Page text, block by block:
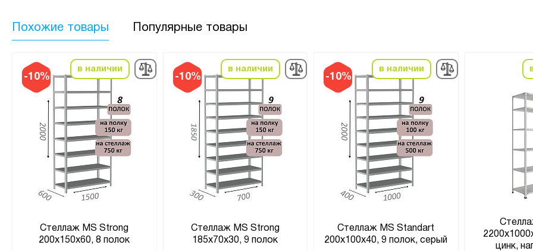
Похожие товары Популярные товары
-10%
в наличии
Стеллаж MS Strong
200х150х60, 8 полок
-10%
в наличии
Стеллаж MS Strong
185х70х30, 9 полок
-10%
в наличии
Стеллаж MS Standart
200х100х40, 9 полок, серый
цинк,